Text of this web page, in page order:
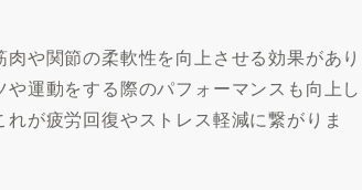
や関節の柔軟性を向上させる効果があり
運動をする際のパフォーマンスも向上し
が疲労回復やストレス軽減に繋がりま